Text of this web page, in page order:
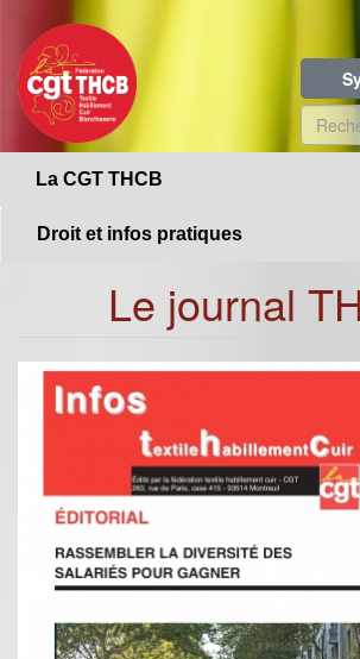
contenu
principal
de
La CGT THCB
Droit et infos pratiques
Le journal